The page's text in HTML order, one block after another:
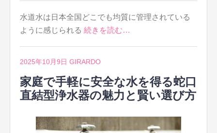
水道水は日本全国どこでも均質に管理されている
ように感じられる 続きを読む…
2025年10月9日 GIRARDO
家庭で手軽に安全な水を得る蛇口
直結型浄水器の魅力と賢い選び方